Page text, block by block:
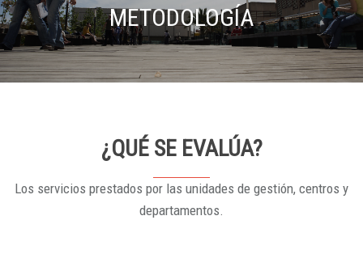
METODOLOGÍA
¿QUÉ SE EVALÚA?
Los servicios prestados por las unidades de gestión, centros y
departamentos.